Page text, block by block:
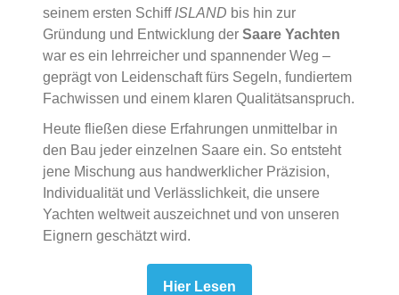
seinem ersten Schiff ISLAND bis hin zur
Gründung und Entwicklung der Saare Yachten
war es ein lehrreicher und spannender Weg –
geprägt von Leidenschaft fürs Segeln, fundiertem
Fachwissen und einem klaren Qualitätsanspruch.
Heute fließen diese Erfahrungen unmittelbar in
den Bau jeder einzelnen Saare ein. So entsteht
jene Mischung aus handwerklicher Präzision,
Individualität und Verlässlichkeit, die unsere
Yachten weltweit auszeichnet und von unseren
Eignern geschätzt wird.
Hier Lesen